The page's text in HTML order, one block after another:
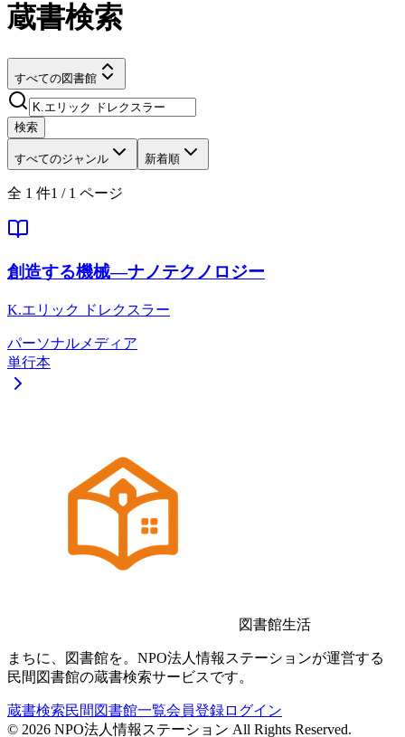
蔵書検索
すべての図書館
検索
すべてのジャンル 新着順
全 1 件1 / 1 ページ
創造する機械―ナノテクノロジー
K.エリック ドレクスラー
パーソナルメディア
単行本
図書館生活
まちに、図書館を。NPO法人情報ステーションが運営する
民間図書館の蔵書検索サービスです。
蔵書検索民間図書館一覧会員登録ログイン
© 2026 NPO法人情報ステーション All Rights Reserved.